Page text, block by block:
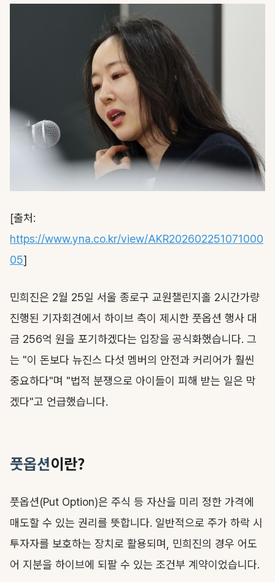
[출처:
https://www.yna.co.kr/view/AKR202602251071000
05]
민희진은 2월 25일 서울 종로구 교원챌린지홀 2시간가량
진행된 기자회견에서 하이브 측이 제시한 풋옵션 행사 대
금 256억 원을 포기하겠다는 입장을 공식화했습니다. 그
는 "이 돈보다 뉴진스 다섯 멤버의 안전과 커리어가 훨씬
중요하다"며 "법적 분쟁으로 아이들이 피해 받는 일은 막
겠다"고 언급했습니다.
풋옵션이란?
풋옵션(Put Option)은 주식 등 자산을 미리 정한 가격에
매도할 수 있는 권리를 뜻합니다. 일반적으로 주가 하락 시
투자자를 보호하는 장치로 활용되며, 민희진의 경우 어도
어 지분을 하이브에 되팔 수 있는 조건부 계약이었습니다.